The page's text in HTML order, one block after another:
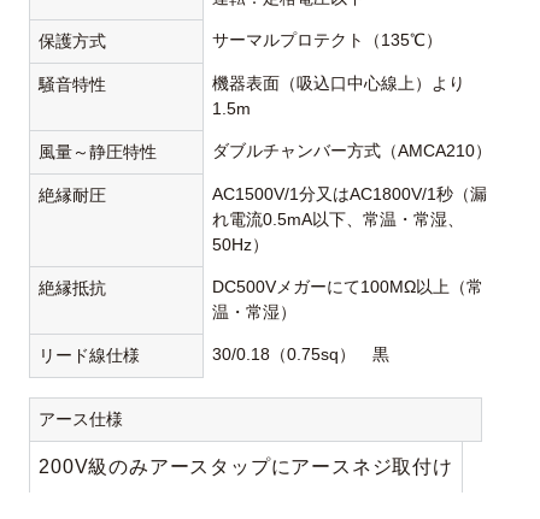
保護方式 サーマルプロテクト（135℃）
騒音特性
機器表面（吸込口中心線上）より
1.5m
風量～静圧特性 ダブルチャンバー方式（AMCA210）
絶縁耐圧
AC1500V/1分又はAC1800V/1秒（漏
れ電流0.5mA以下、常温・常湿、
50Hz）
絶縁抵抗
DC500Vメガーにて100MΩ以上（常
温・常湿）
リード線仕様 30/0.18（0.75sq） 黒
アース仕様
200V級のみアースタップにアースネジ取付け